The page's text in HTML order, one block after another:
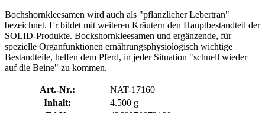
Bochshornkleesamen wird auch als "pflanzlicher Lebertran"
bezeichnet. Er bildet mit weiteren Kräutern den Hauptbestandteil der
SOLID-Produkte. Bockshornkleesamen und ergänzende, für
spezielle Organfunktionen ernährungsphysiologisch wichtige
Bestandteile, helfen dem Pferd, in jeder Situation "schnell wieder
auf die Beine" zu kommen.
Art.-Nr.:
NAT-17160
Inhalt:
4.500 g